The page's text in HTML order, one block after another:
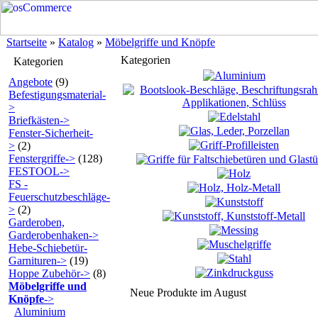
Startseite » Katalog » Möbelgriffe und Knöpfe
Kategorien
Angebote (9)
Befestigungsmaterial-
>
Briefkästen->
Fenster-Sicherheit-
> (2)
Fenstergriffe-> (128)
FESTOOL->
FS -
Feuerschutzbeschläge-
> (2)
Garderoben,
Garderobenhaken->
Hebe-Schiebetür-
Garnituren-> (19)
Hoppe Zubehör-> (8)
Möbelgriffe und
Knöpfe->
Aluminium
Kategorien
Neue Produkte im August